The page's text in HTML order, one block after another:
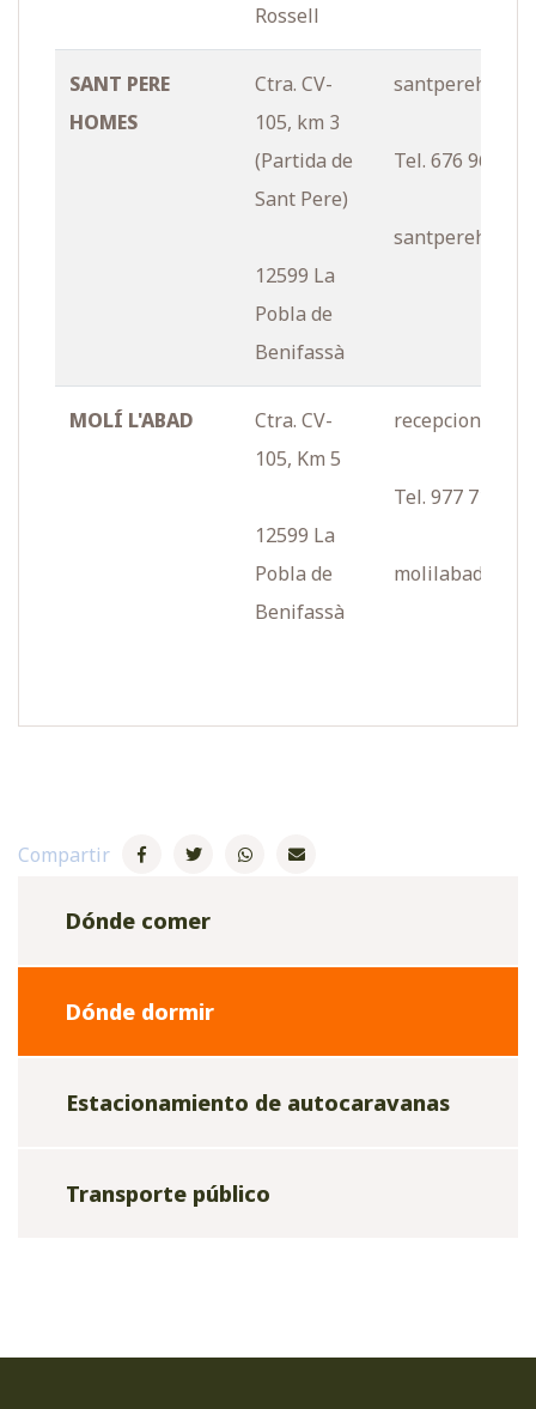
Rossell
SANT PERE
HOMES
Ctra. CV-
105, km 3
(Partida de
Sant Pere)
12599 La
Pobla de
Benifassà
Tel. 676 960 975
MOLÍ L'ABAD
Ctra. CV-
105, Km 5
12599 La
Pobla de
Benifassà
Tel. 977 713 418
molilabad.com
Compartir
Dónde comer
Dónde dormir
Estacionamiento de autocaravanas
Transporte público